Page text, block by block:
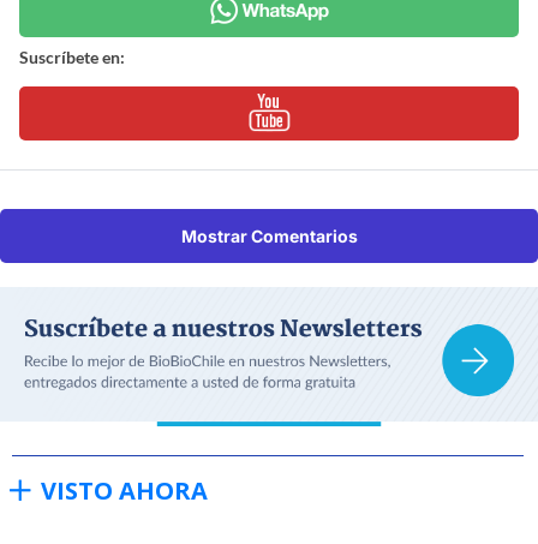
Suscríbete en:
Mostrar Comentarios
VISTO AHORA